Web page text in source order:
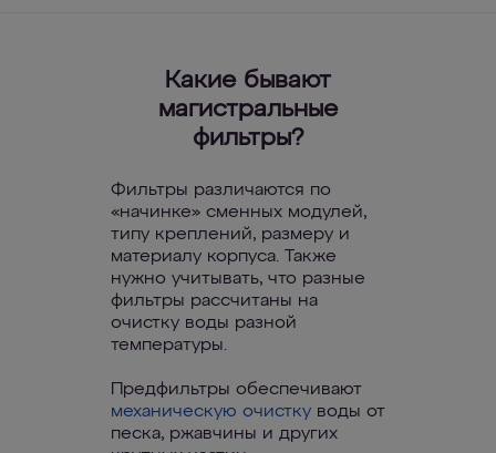
Какие бывают
магистральные
фильтры?
Фильтры различаются по
«начинке» сменных модулей,
типу креплений, размеру и
материалу корпуса. Также
нужно учитывать, что разные
фильтры рассчитаны на
очистку воды разной
температуры.
Предфильтры обеспечивают
механическую очистку воды от
песка, ржавчины и других